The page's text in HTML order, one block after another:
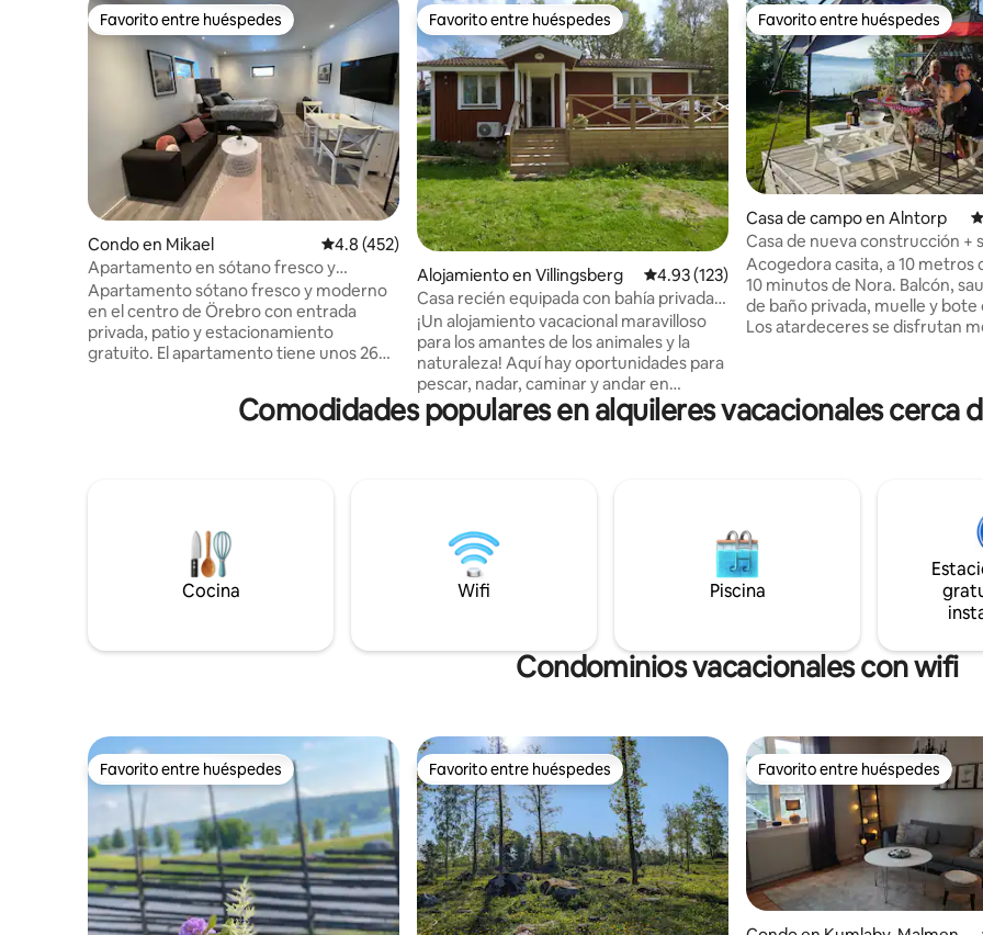
Favorito entre huéspedes
Favorito entre huéspedes
Condo en Mikael Calificación promedio: 4.8 de 5, 452 reseñas
4.8 (452)
Apartamento en sótano fresco y
céntrico con patio
Apartamento sótano fresco y moderno
en el centro de Örebro con entrada
privada, patio y estacionamiento
gratuito. El apartamento tiene unos 26
y cocina. La cocina está equipada con
nevera con compartimento congelador,
de la estación y a escasos 2 km del
centro. A 200 metros de la parada de
autobús más cercana. A un máximo de
10 minutos a pie de la tienda de
Favorito entre huéspedes
Favorito entre huéspedes
Alojamiento en Villingsberg Calificación promedio: 4.93 de 5, 123 reseñas
4.93 (123)
Casa recién equipada con bahía privada y
bote de remos
¡Un alojamiento vacacional maravilloso
para los amantes de los animales y la
naturaleza! Aquí hay oportunidades para
pescar, nadar, caminar y andar en
bicicleta. En la zona cercana hay varias
reservas naturales, así como rutas de
puedes pedir prestado nuestro muelle
donde puedes bucear o pescar. Estamos
ubicados entre Örebro y Karlskoga en
Norhammar. Los huéspedes deben llevar
alquilarlas.
Favorito entre huéspedes
Favorito entre huéspedes
Casa de campo en Alntorp
Casa de nueva construcción +
justo al lado del lago
Acogedora casita, a 10 metros
10 minutos de Nora. Balcón,
de baño privada, muelle y bote
Los atardeceres se disfrutan
frescos. Chimenea de leña.
construcción. Zona tranquila
proximidad al bosque con
senderos, incluido
Campo de golf a unos 3 km.
Comodidades populares en alquileres vacacionales cerca
Cocina Wifi Piscina
Condominios vacacionales con wifi
Favorito entre huéspedes
Favorito entre huéspedes Favorito entre huéspedes
Favorito entre huéspedes Favorito entre huéspedes
Favorito entre huéspedes